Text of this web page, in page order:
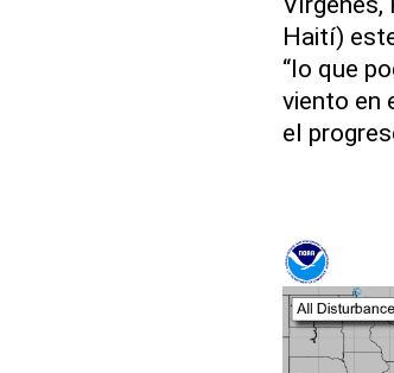
Haití)
“lo que
viento en
el